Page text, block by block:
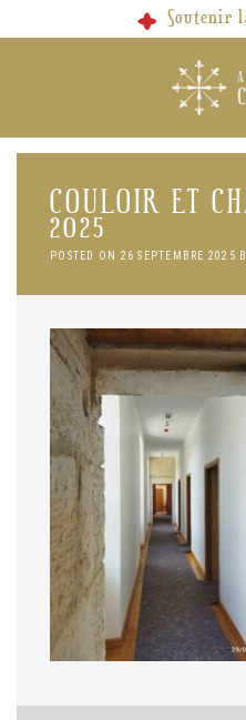
Soutenir
COULOIR ET
2025
POSTED ON 26 SEPTEMBRE 2025